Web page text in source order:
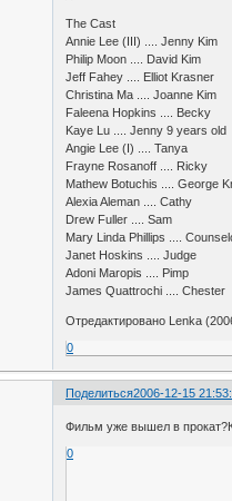
The Cast
Annie Lee (III) .... Jenny Kim
Philip Moon .... David Kim
Jeff Fahey .... Elliot Krasner
Christina Ma .... Joanne Kim
Faleena Hopkins .... Becky
Kaye Lu .... Jenny 9 years old
Angie Lee (I) .... Tanya
Frayne Rosanoff .... Ricky
Mathew Botuchis .... George
Alexia Aleman .... Cathy
Drew Fuller .... Sam
Mary Linda Phillips ....
Janet Hoskins .... Judge
Adoni Maropis .... Pimp
James Quattrochi .... Chester
Отредактировано Lenka
0
Поделиться2006-12-15
Фильм уже вышел в
0